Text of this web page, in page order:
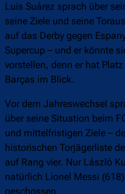
Luis Suárez sprach über
seine Ziele und seine
auf das Derby gegen
Supercup – und er könnte
vorstellen, denn er hat
Barças im Blick.
Vor dem Jahreswechsel
über seine Situation beim
und mittelfristigen Ziele –
historischen Torjägerliste
auf Rang vier. Nur László
natürlich Lionel Messi
geschossen.